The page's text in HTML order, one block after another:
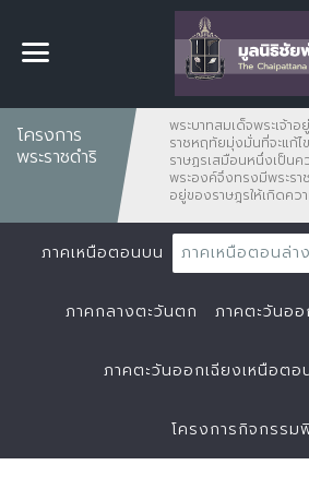
โครงการ
พระราชดำริ
พระบาทสมเด็จพระเจ้
ราชหฤทัยมุ่งมั่นที่จะแก้
ราษฏรเสมือนหนึ่งเป็น
พระองค์จึงทรงมีพระร
อยู่ของราษฎรให้เกิดค
ภาคเหนือตอนบน ภาคเหนือตอนล่าง
ภาคกลางตะวันตก ภาคตะวันอ
ภาคตะวันออกเฉียงเหนือตอ
โครงการกิจกรรม